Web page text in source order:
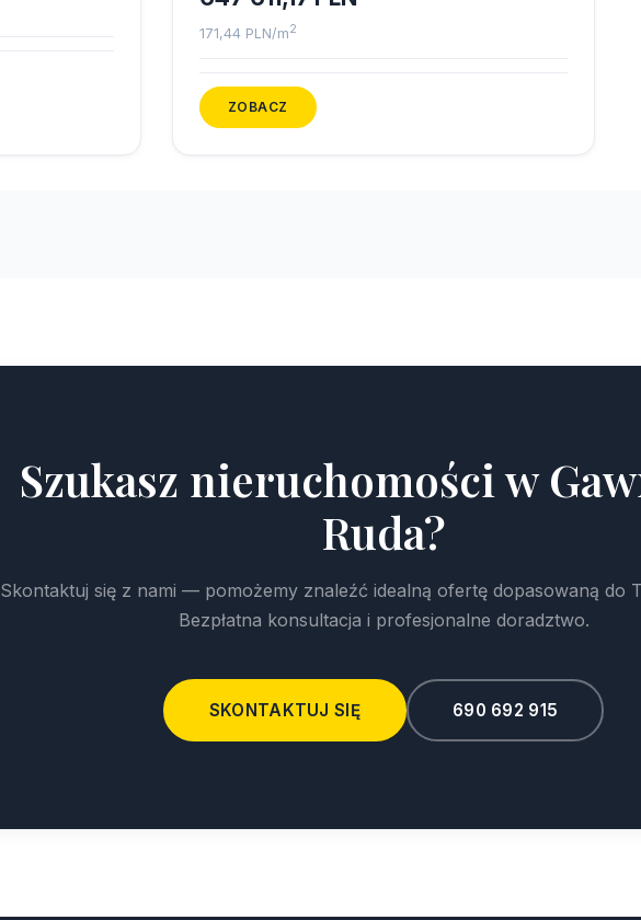
171,44 PLN/m2
ZOBACZ
Szukasz nieruchomości w
Ruda?
Skontaktuj się z nami — pomożemy znaleźć idealną ofertę dopasowaną do
Bezpłatna konsultacja i profesjonalne doradztwo.
SKONTAKTUJ SIĘ 690 692 915